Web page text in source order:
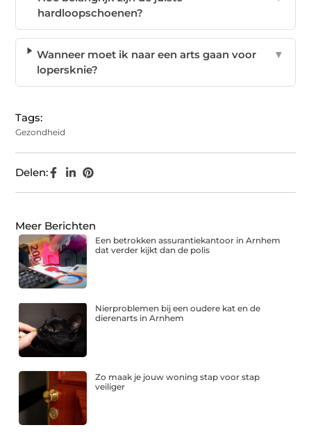
hardloopschoenen?
Wanneer moet ik naar een arts gaan voor
lopersknie?
▼
Tags:
Gezondheid
Delen:
Meer Berichten
Een betrokken assurantiekantoor in Arnhem
dat verder kijkt dan de polis
Nierproblemen bij een oudere kat en de
dierenarts in Arnhem
Zo maak je jouw woning stap voor stap
veiliger